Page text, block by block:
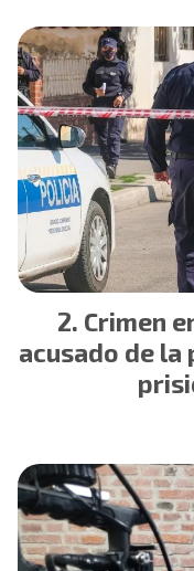
Crimen
acusado de la